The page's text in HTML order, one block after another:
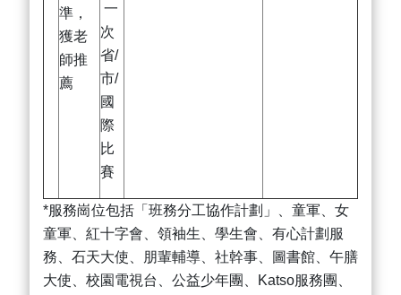
準，
獲老
師推
薦
一
次
省/
市/
國
際
比
賽
*服務崗位包括「班務分工協作計劃」、童軍、女
童軍、紅十字會、領袖生、學生會、有心計劃服
務、石天大使、朋輩輔導、社幹事、圖書館、午膳
大使、校園電視台、公益少年團、Katso服務團、